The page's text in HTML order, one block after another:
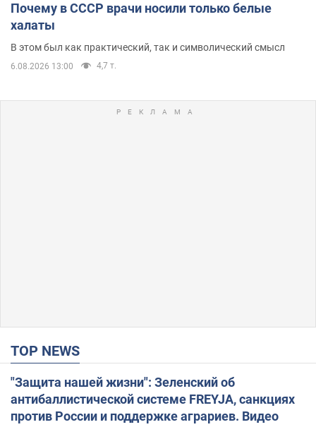
Почему в СССР врачи носили только белые
халаты
В этом был как практический, так и символический смысл
6.08.2026 13:00 4,7 т.
TOP NEWS
"Защита нашей жизни": Зеленский об
антибаллистической системе FREYJA, санкциях
против России и поддержке аграриев. Видео